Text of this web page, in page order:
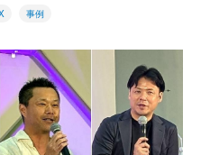
事例